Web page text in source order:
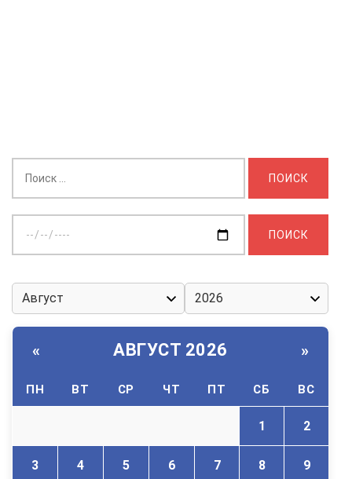
дату:
« АВГУСТ 2026 »
ПН ВТ СР ЧТ ПТ СБ ВС
1 2
3 4 5 6 7 8 9